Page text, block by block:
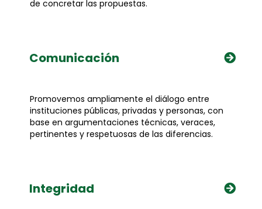
de concretar las propuestas.
Comunicación
Promovemos ampliamente el diálogo entre
instituciones públicas, privadas y personas, con
base en argumentaciones técnicas, veraces,
pertinentes y respetuosas de las diferencias.
Integridad